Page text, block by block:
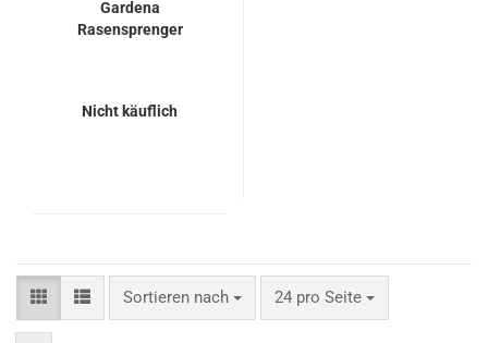
Gardena
Rasensprenger
Nicht käuflich
Sortieren nach
Sortieren nach 24 pro Seite
pro Seite